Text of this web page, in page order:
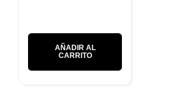
AÑADIR AL
CARRITO